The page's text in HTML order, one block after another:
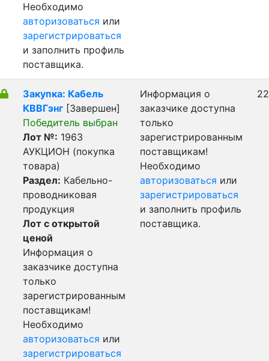
Необходимо
авторизоваться или
зарегистрироваться
и заполнить профиль
поставщика.
Закупка: Кабель
КВВГэнг [Завершен]
Победитель выбран
Лот №: 1963
АУКЦИОН (покупка
товара)
Раздел: Кабельно-
проводниковая
продукция
Лот с открытой
ценой
Информация о
заказчике доступна
только
зарегистрированным
поставщикам!
Необходимо
авторизоваться или
зарегистрироваться
Информация о
заказчике доступна
только
зарегистрированным
поставщикам!
Необходимо
авторизоваться или
зарегистрироваться
и заполнить профиль
поставщика.